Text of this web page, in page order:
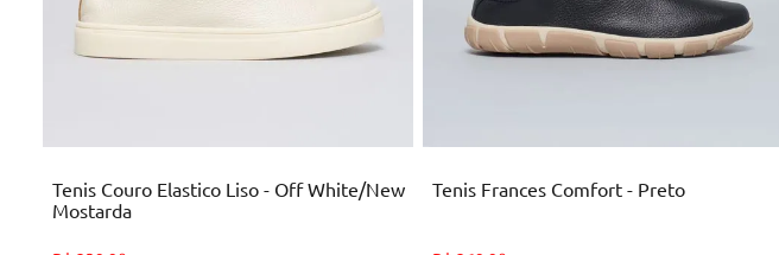
Tenis Couro Elastico Liso - Off White/New
Mostarda
Tenis Frances Comfort - Preto